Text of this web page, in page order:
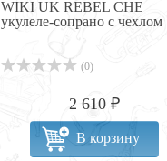
WIKI UK REBEL CHE
укулеле-сопрано с чехлом
(0)
2 610 ₽
В корзину